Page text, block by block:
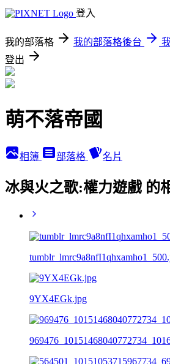
登入
我的部落格 我的部落格後台
登出
萌不落帝國
相簿 部落格 名片
冰與火之歌:權力遊戲 的
9YX4EGk.jpg